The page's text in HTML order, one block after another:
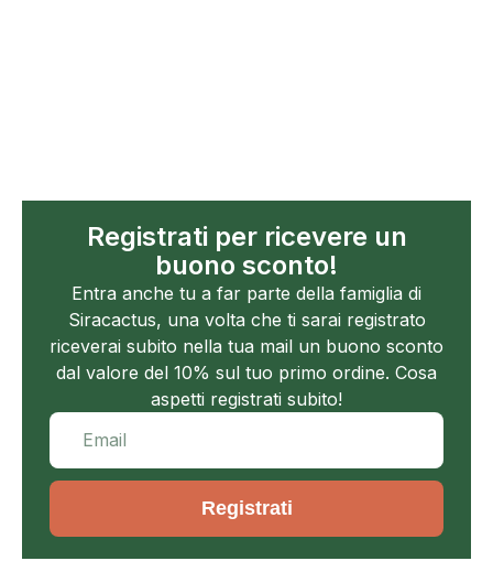
Registrati per ricevere un
buono sconto!
Entra anche tu a far parte della famiglia di
Siracactus, una volta che ti sarai registrato
riceverai subito nella tua mail un buono sconto
dal valore del 10% sul tuo primo ordine. Cosa
aspetti registrati subito!
Registrati